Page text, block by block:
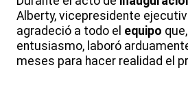
Alberty, vicepresidente
agradeció a todo el equipo
entusiasmo, laboró
meses para hacer realidad el